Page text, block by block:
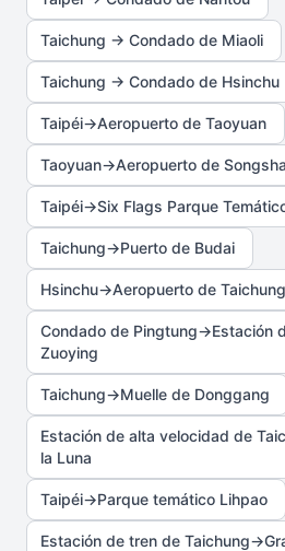
Taichung → Condado de Miaoli
Taichung → Condado de Hsinchu
Taipéi→Aeropuerto de Taoyuan
Taoyuan→Aeropuerto de
Taipéi→Six Flags Parque
Taichung→Puerto de Budai
Hsinchu→Aeropuerto de Taichung
Condado de Pingtung→Estación
Zuoying
Taichung→Muelle de Donggang
Estación de alta velocidad de
la Luna
Taipéi→Parque temático Lihpao
Estación de tren de